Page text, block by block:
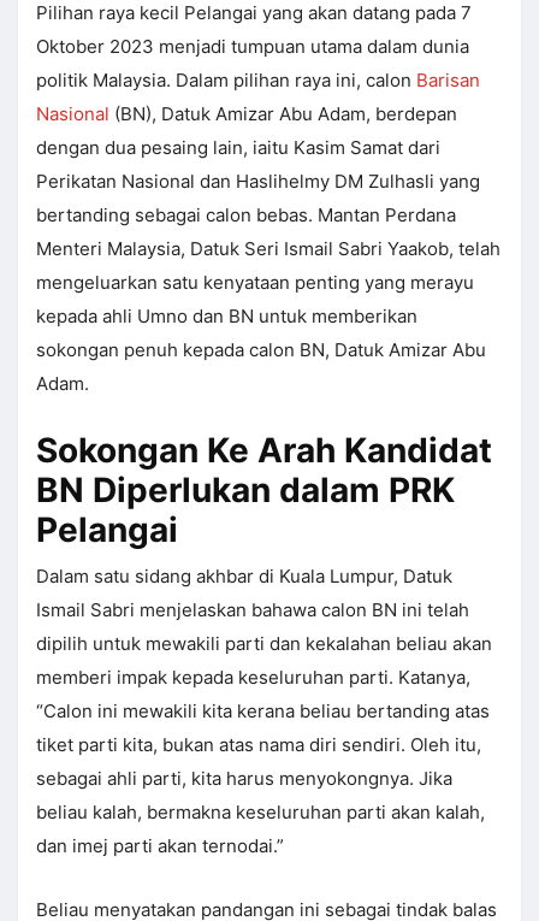
Pilihan raya kecil Pelangai yang akan datang pada 7
Oktober 2023 menjadi tumpuan utama dalam dunia
politik Malaysia. Dalam pilihan raya ini, calon Barisan
Nasional (BN), Datuk Amizar Abu Adam, berdepan
dengan dua pesaing lain, iaitu Kasim Samat dari
Perikatan Nasional dan Haslihelmy DM Zulhasli yang
bertanding sebagai calon bebas. Mantan Perdana
Menteri Malaysia, Datuk Seri Ismail Sabri Yaakob, telah
mengeluarkan satu kenyataan penting yang merayu
kepada ahli Umno dan BN untuk memberikan
sokongan penuh kepada calon BN, Datuk Amizar Abu
Adam.
Sokongan Ke Arah Kandidat
BN Diperlukan dalam PRK
Pelangai
Dalam satu sidang akhbar di Kuala Lumpur, Datuk
Ismail Sabri menjelaskan bahawa calon BN ini telah
dipilih untuk mewakili parti dan kekalahan beliau akan
memberi impak kepada keseluruhan parti. Katanya,
“Calon ini mewakili kita kerana beliau bertanding atas
tiket parti kita, bukan atas nama diri sendiri. Oleh itu,
sebagai ahli parti, kita harus menyokongnya. Jika
beliau kalah, bermakna keseluruhan parti akan kalah,
dan imej parti akan ternodai.”
Beliau menyatakan pandangan ini sebagai tindak balas